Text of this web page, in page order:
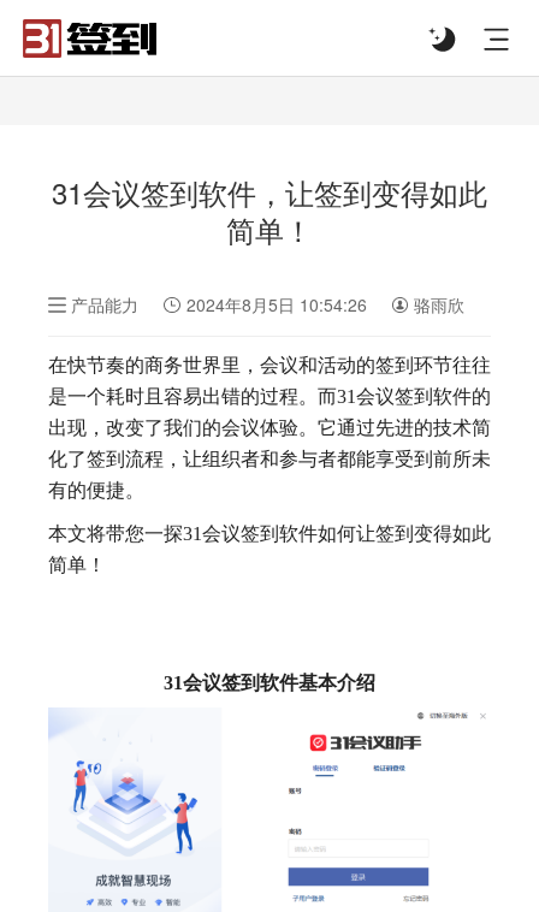
31会议签到软件，让签到变得如此
简单！
产品能力 2024年8月5日 10:54:26 骆雨欣
在快节奏的商务世界里，会议和活动的签到环节往往
是一个耗时且容易出错的过程。而31会议签到软件的
出现，改变了我们的会议体验。它通过先进的技术简
化了签到流程，让组织者和参与者都能享受到前所未
有的便捷。
本文将带您一探31会议签到软件如何让签到变得如此
简单！
31会议签到软件基本介绍